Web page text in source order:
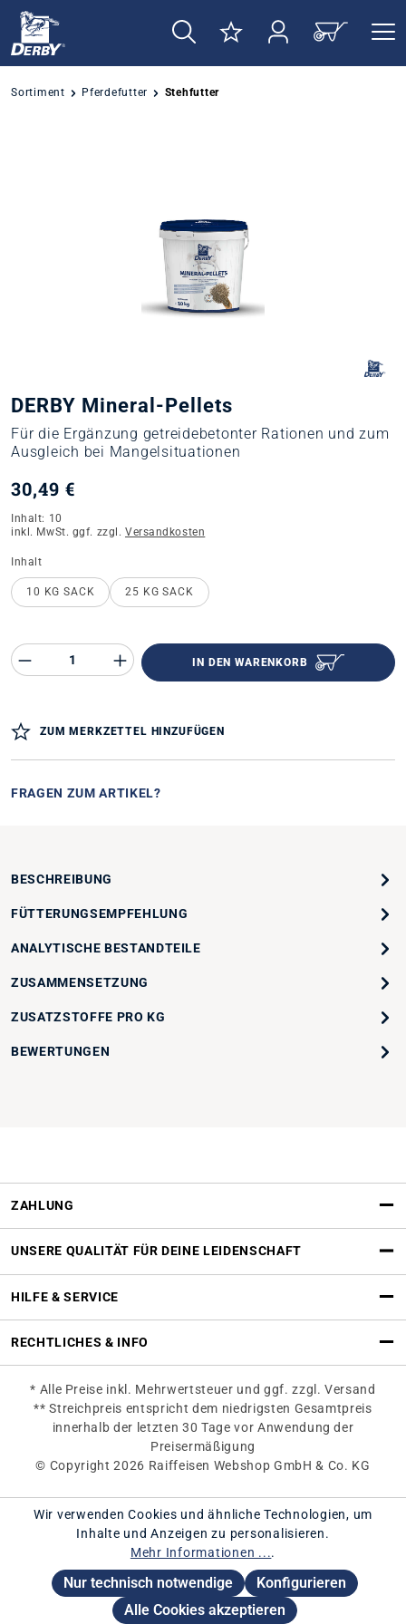
springen
Sortiment Pferdefutter Stehfutter
DERBY Mineral-Pellets
Für die Ergänzung getreidebetonter Rationen und zum
Ausgleich bei Mangelsituationen
30,49 €
Inhalt: 10
inkl. MwSt. ggf. zzgl. Versandkosten
Inhaltauswählen
10 KG SACK 25 KG SACK
Produkt Anzahl des Produktes
IN DEN WARENKORB
ZUM MERKZETTEL HINZUFÜGEN
FRAGEN ZUM ARTIKEL?
BESCHREIBUNG
FÜTTERUNGSEMPFEHLUNG
ANALYTISCHE BESTANDTEILE
ZUSAMMENSETZUNG
ZUSATZSTOFFE PRO KG
BEWERTUNGEN
ZAHLUNG
UNSERE QUALITÄT FÜR DEINE LEIDENSCHAFT
HILFE & SERVICE
RECHTLICHES & INFO
* Alle Preise inkl. Mehrwertsteuer und ggf. zzgl. Versand
** Streichpreis entspricht dem niedrigsten Gesamtpreis
innerhalb der letzten 30 Tage vor Anwendung der
Preisermäßigung
© Copyright 2026 Raiffeisen Webshop GmbH & Co. KG
Wir verwenden Cookies und ähnliche Technologien, um
Inhalte und Anzeigen zu personalisieren.
Mehr Informationen ....
Nur technisch notwendige
Konfigurieren
Alle Cookies akzeptieren